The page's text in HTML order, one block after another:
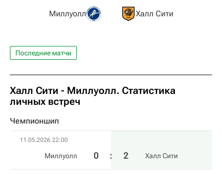
Миллуолл Халл Сити
Последние матчи
Халл Сити - Миллуолл. Статистика
личных встреч
Чемпионшип
11.05.2026 22:00
Миллуолл 0 : 2 Халл Сити